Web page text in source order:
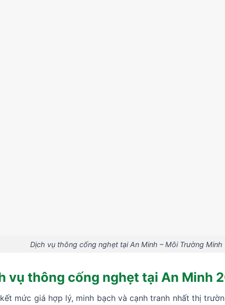
Dịch vụ thông cống nghẹt tại An Minh – Môi Trường Minh
vụ thông cống nghẹt tại An Minh
mức giá hợp lý, minh bạch và cạnh tranh nhất thị